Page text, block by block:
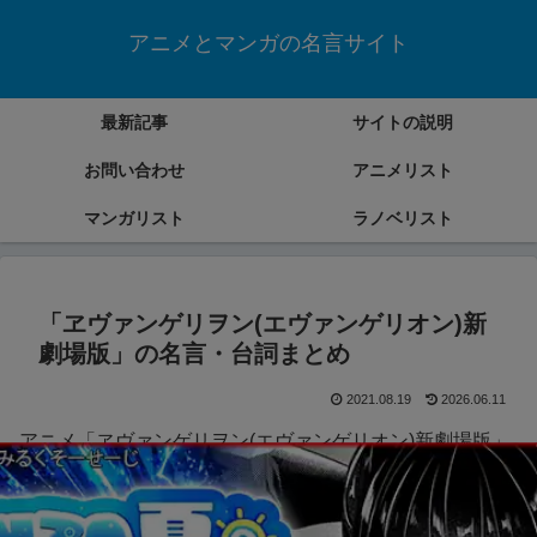
アニメとマンガの名言サイト
最新記事 サイトの説明
お問い合わせ アニメリスト
マンガリスト ラノベリスト
「ヱヴァンゲリヲン(エヴァンゲリオン)新
劇場版」の名言・台詞まとめ
2021.08.19 2026.06.11
アニメ「ヱヴァンゲリヲン(エヴァンゲリオン)新劇場版」
の名言・台詞をまとめていきます。